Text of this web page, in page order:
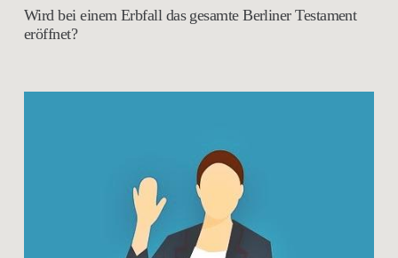
Wird bei einem Erbfall das gesamte Berliner Testament
eröffnet?